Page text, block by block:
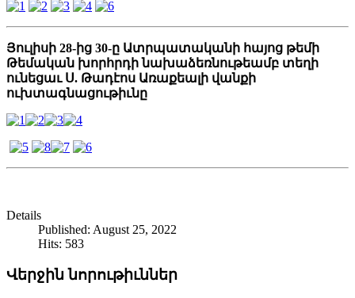
Յուլիսի 28-ից 30-ը Ատրպատականի հայոց թեմի
Թեմական խորհրդի նախաձեռնութեամբ տեղի
ունեցաւ Ս. Թադէոս Առաքեալի վանքի
ուխտագնացութիւնը
Details
Published: August 25, 2022
Hits: 583
Վերջին նորութիւններ